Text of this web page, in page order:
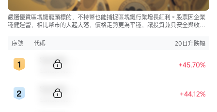
嚴選優質區塊鏈龍頭標的，不持幣也能捕捉區塊鏈行業增長紅利。股票因企業
穩健運營，相比幣市的大起大落，價格走勢更為平穩，讓投資兼具安全與收
序號
代碼 20日升跌幅
+45.70%
+44.12%